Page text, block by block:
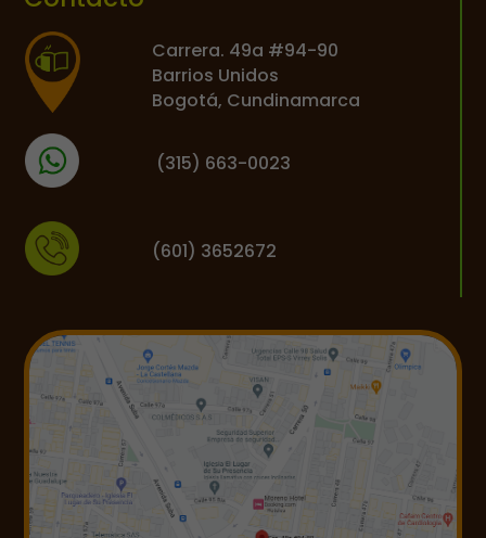
Carrera. 49a #94-90
Barrios Unidos
Bogotá, Cundinamarca
(315) 663-0023
(601) 3652672